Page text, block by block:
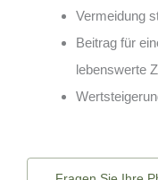
Vermeidung
Beitrag für
lebenswerte